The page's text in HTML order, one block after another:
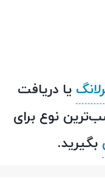
یا دریافت
نوع برای
بگیرید.